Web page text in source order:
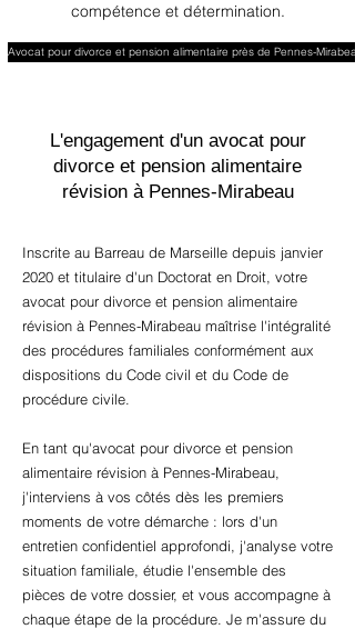
compétence et détermination.
Avocat pour divorce et pension alimentaire près de Pennes-
L'engagement d'un avocat pour
divorce et pension alimentaire
révision à Pennes-Mirabeau
Inscrite au Barreau de Marseille depuis janvier
2020 et titulaire d'un Doctorat en Droit, votre
avocat pour divorce et pension alimentaire
révision à Pennes-Mirabeau maîtrise l'intégralité
des procédures familiales conformément aux
dispositions du Code civil et du Code de
procédure civile.
En tant qu'avocat pour divorce et pension
alimentaire révision à Pennes-Mirabeau,
j'interviens à vos côtés dès les premiers
moments de votre démarche : lors d'un
entretien confidentiel approfondi, j'analyse votre
situation familiale, étudie l'ensemble des
pièces de votre dossier, et vous accompagne à
chaque étape de la procédure. Je m'assure du